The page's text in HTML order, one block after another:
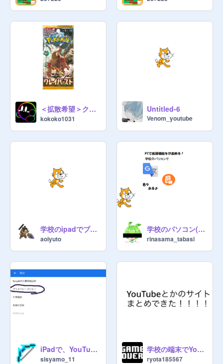
＜拡散希望＞クレイバースト開封 v1.7
kokoko1031
Untitled-6
Venom_youtube
学校のipadでブロックされたサイトをひらくほうほう
aoiyuto
学校のパソコン(Windows)のGooglechrome（edge）で拡張機能を
rinasama_tabasi
iPadで、YouTube(何でもできる)
sisyamo_11
学校の端末でYouTubeを見る方法！全200個以上！！
ryota185567